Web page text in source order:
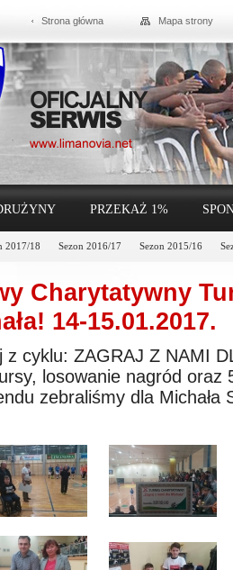
Strona główna Mapa strony
PRZEKAŻ 1%
2017/18 Sezon 2016/17 Sezon 2015/16
Charytatywny
14-15.01.2017.
z cyklu: ZAGRAJ Z NAMI
losowanie nagród oraz
zebraliśmy dla Michała